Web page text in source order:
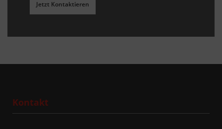
Jetzt Kontaktieren
Kontakt